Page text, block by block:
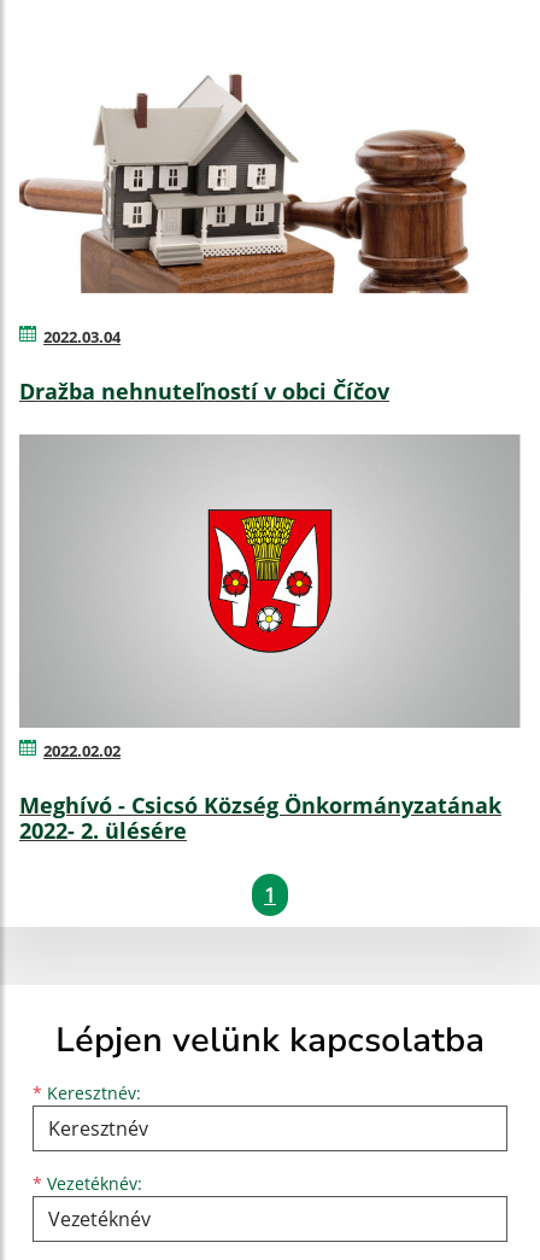
2022.03.04
Dražba nehnuteľností v obci Číčov
2022.02.02
Meghívó - Csicsó Község Önkormányzatának
2022- 2. ülésére
1
Lépjen velünk kapcsolatba
* Keresztnév:
Keresztnév
* Vezetéknév:
Vezetéknév
E-mail cím